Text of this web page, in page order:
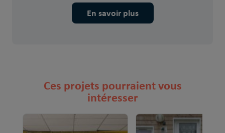
En savoir plus
Ces projets pourraient vous
intéresser